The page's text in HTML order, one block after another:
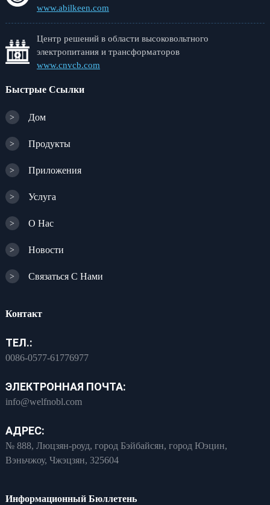
www.abilkeen.com
Центр решений в области высоковольтного
электропитания и трансформаторов
www.cnvcb.com
Быстрые Ссылки
> Дом
> Продукты
> Приложения
> Услуга
> О Нас
> Новости
> Связаться С Нами
Контакт
ТЕЛ.:
0086-0577-61776977
ЭЛЕКТРОННАЯ ПОЧТА:
info@welfnobl.com
АДРЕС:
№ 888, Люцзян-роуд, город Бэйбайсян, город Юэцин,
Вэньчжоу, Чжэцзян, 325604
Информационный Бюллетень